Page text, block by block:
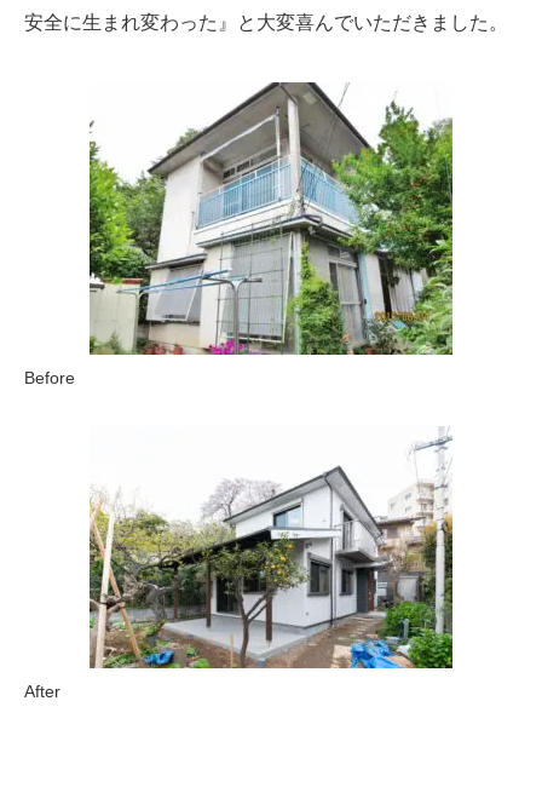
安全に生まれ変わった』と大変喜んでいただきました。
Before
After